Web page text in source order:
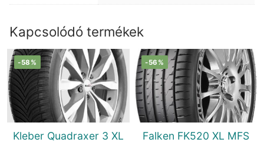
Kapcsolódó termékek
-58%
Kleber Quadraxer 3 XL
-56%
Falken FK520 XL MFS